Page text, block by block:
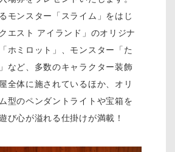
モンスター「スライム」をはじ
エスト アイランド」のオリジナ
ホミロット」、モンスター「た
など、多数のキャラクター装飾
全体に施されているほか、オリ
型のペンダントライトや宝箱を
び心が溢れる仕掛けが満載！